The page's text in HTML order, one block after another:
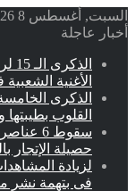
السبت, أغسطس 8 2026
أخبار عاجلة
الأغنية
الذكرى
القلوب بطيبتها
حصيلة الإتجار
لزيادة
فى بتهمة نشر